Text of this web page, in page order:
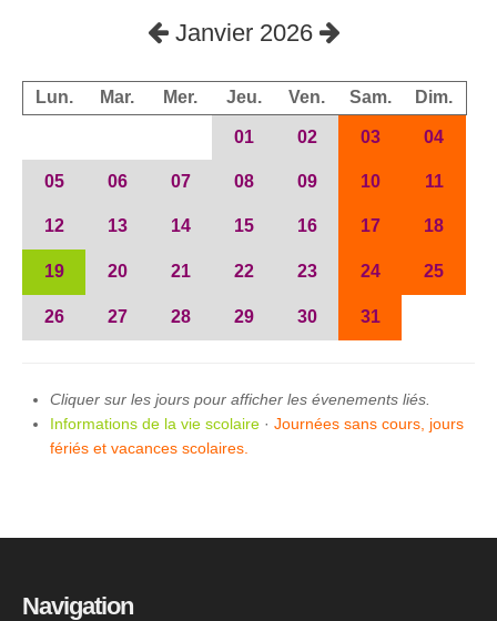
Janvier 2026
Lun. Mar. Mer. Jeu. Ven. Sam. Dim.
01 02 03 04
05 06 07 08 09 10 11
12 13 14 15 16 17 18
19 20 21 22 23 24 25
26 27 28 29 30 31
Cliquer sur les jours pour afficher les évenements liés.
Informations de la vie scolaire · Journées sans cours, jours
fériés et vacances scolaires.
Navigation